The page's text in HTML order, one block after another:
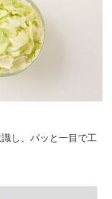
し、パッと一目で工